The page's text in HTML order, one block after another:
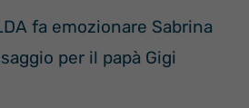
fa emozionare Sabrina
per il papà Gigi